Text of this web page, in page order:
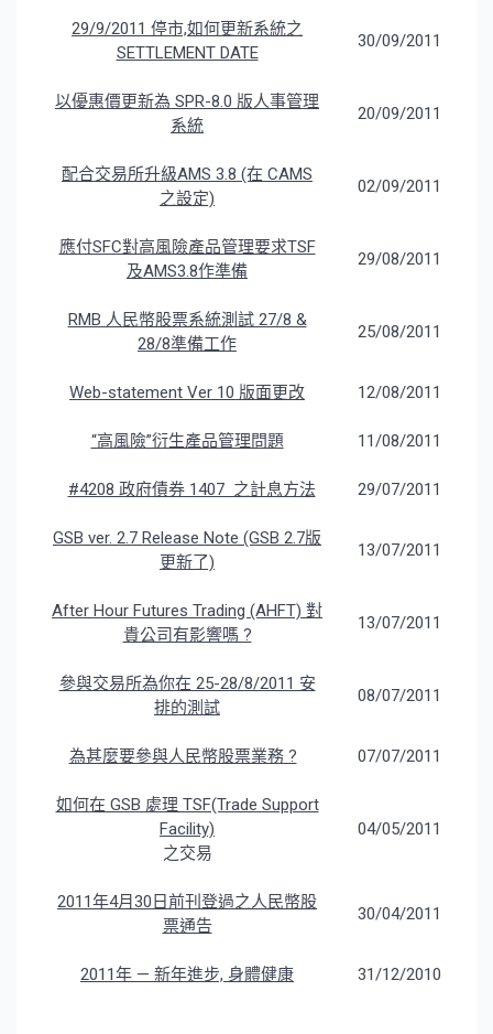
29/9/2011 停市,如何更新系統之
SETTLEMENT DATE
30/09/2011
以優惠價更新為 SPR-8.0 版人事管理
系統
20/09/2011
配合交易所升級AMS 3.8 (在 CAMS
之設定)
02/09/2011
應付SFC對高風險產品管理要求TSF
及AMS3.8作準備
29/08/2011
RMB 人民幣股票系統測試 27/8 &
28/8準備工作
25/08/2011
Web-statement Ver 10 版面更改 12/08/2011
“高風險”衍生產品管理問題 11/08/2011
#4208 政府債券 1407 之計息方法 29/07/2011
GSB ver. 2.7 Release Note (GSB 2.7版
更新了)
13/07/2011
After Hour Futures Trading (AHFT) 對
貴公司有影響嗎 ?
13/07/2011
參與交易所為你在 25-28/8/2011 安
排的測試
08/07/2011
為甚麼要參與人民幣股票業務 ? 07/07/2011
如何在 GSB 處理 TSF(Trade Support
Facility)
之交易
04/05/2011
2011年4月30日前刊登過之人民幣股
票通告
30/04/2011
2011年 — 新年進步, 身體健康 31/12/2010